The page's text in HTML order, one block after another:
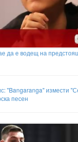
да е водещ на
"Bangaranga" измести
песен